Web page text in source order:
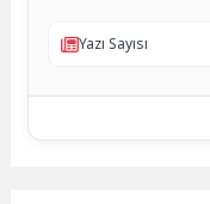
Yazı Sayısı